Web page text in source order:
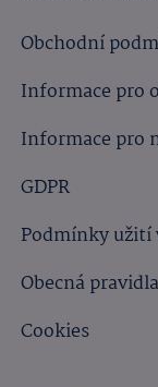
Obchodní
Informace pro
Informace pro
GDPR
Podmínky užití
Obecná
Cookies